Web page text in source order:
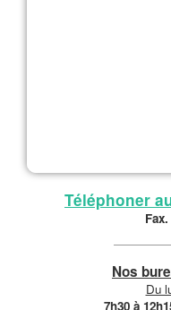
Téléphoner
Nos
Du
7h30 à